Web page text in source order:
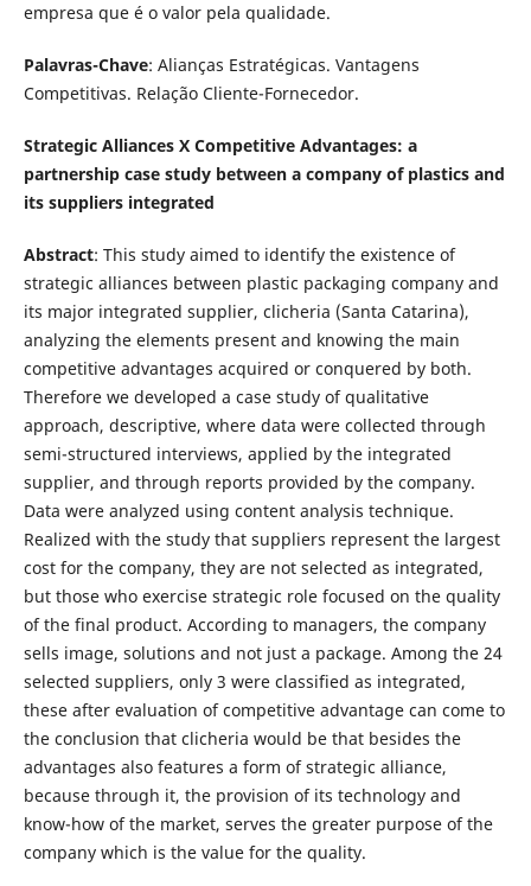
empresa que é o valor pela qualidade.
Palavras-Chave: Alianças Estratégicas. Vantagens
Competitivas. Relação Cliente-Fornecedor.
Strategic Alliances X Competitive Advantages: a
partnership case study between a company of plastics and
its suppliers integrated
Abstract: This study aimed to identify the existence of
strategic alliances between plastic packaging company and
its major integrated supplier, clicheria (Santa Catarina),
analyzing the elements present and knowing the main
competitive advantages acquired or conquered by both.
Therefore we developed a case study of qualitative
approach, descriptive, where data were collected through
semi-structured interviews, applied by the integrated
supplier, and through reports provided by the company.
Data were analyzed using content analysis technique.
Realized with the study that suppliers represent the largest
cost for the company, they are not selected as integrated,
but those who exercise strategic role focused on the quality
of the final product. According to managers, the company
sells image, solutions and not just a package. Among the 24
selected suppliers, only 3 were classified as integrated,
these after evaluation of competitive advantage can come to
the conclusion that clicheria would be that besides the
advantages also features a form of strategic alliance,
because through it, the provision of its technology and
know-how of the market, serves the greater purpose of the
company which is the value for the quality.